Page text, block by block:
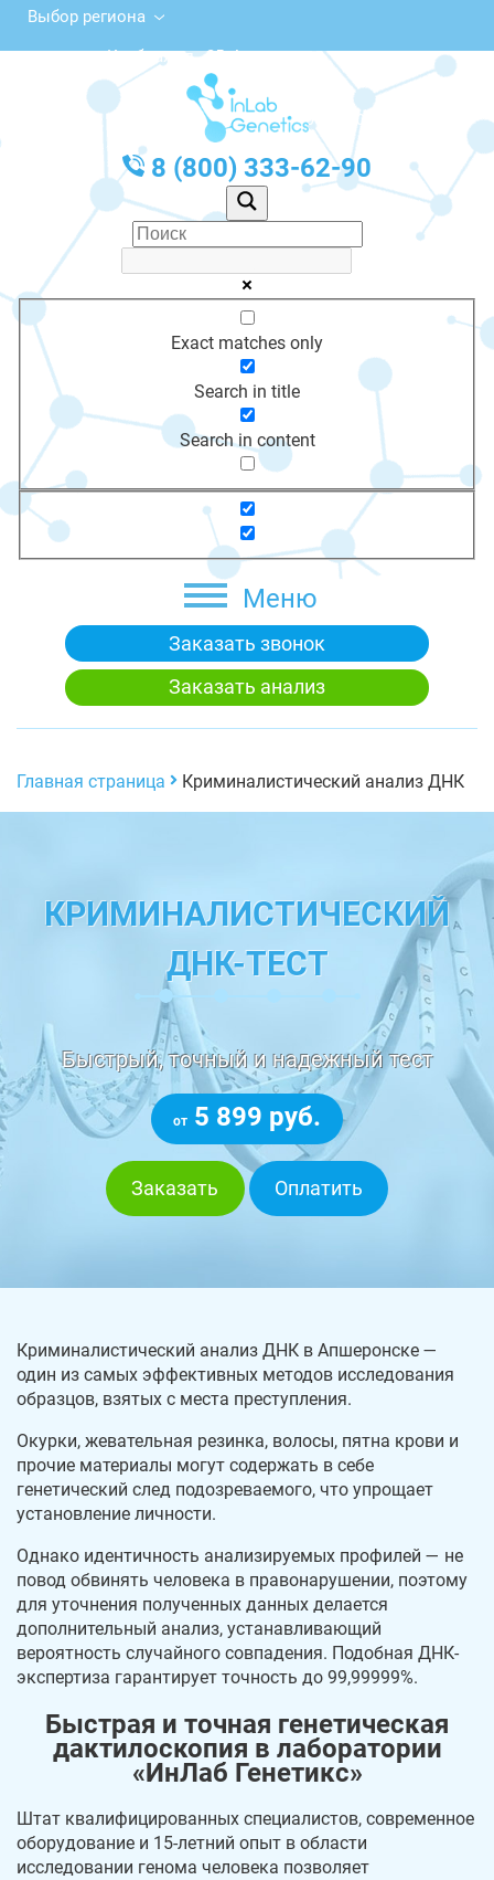
Выбор региона
Клубная ул., 25, Апшеронск
с 10:00 до 20:00
График работы: Пн-Пт с 10:00 до 20:00
8 (800) 333-62-90
Exact matches only
Search in title
Search in content
Меню
Заказать звонок
Заказать анализ
Главная страница Криминалистический анализ ДНК
КРИМИНАЛИСТИЧЕСКИЙ
ДНК-ТЕСТ
Быстрый, точный и надежный тест
от 5 899 руб.
Заказать Оплатить
Криминалистический анализ ДНК в Апшеронске —
один из самых эффективных методов исследования
образцов, взятых с места преступления.
Окурки, жевательная резинка, волосы, пятна крови и
прочие материалы могут содержать в себе
генетический след подозреваемого, что упрощает
установление личности.
Однако идентичность анализируемых профилей — не
повод обвинять человека в правонарушении, поэтому
для уточнения полученных данных делается
дополнительный анализ, устанавливающий
вероятность случайного совпадения. Подобная ДНК-
экспертиза гарантирует точность до 99,99999%.
Быстрая и точная генетическая
дактилоскопия в лаборатории
«ИнЛаб Генетикс»
Штат квалифицированных специалистов, современное
оборудование и 15-летний опыт в области
исследовании генома человека позволяет